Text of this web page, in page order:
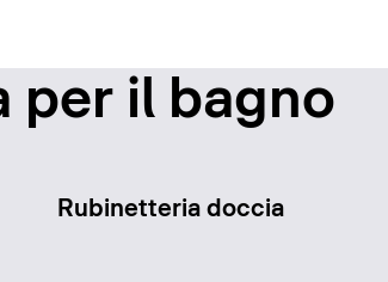
per il bagno
Rubinetteria doccia